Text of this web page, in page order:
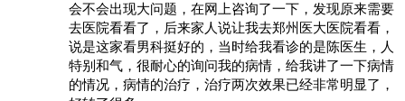
会不会出现大问题，在网上咨询了一下，发现原来需要
去医院看看了，后来家人说让我去郑州医大医院看看，
说是这家看男科挺好的，当时给我看诊的是陈医生，人
特别和气，很耐心的询问我的病情，给我讲了一下病情
的情况，病情的治疗，治疗两次效果已经非常明显了，